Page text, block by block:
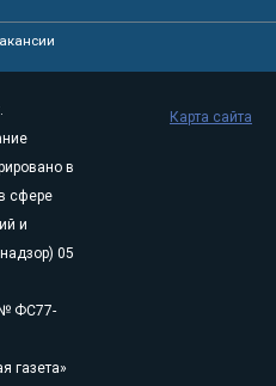
в
сфере
и
05
№ ФС77-
газета»
Карта сайта